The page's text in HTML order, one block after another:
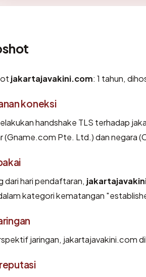
jakartajavakini.com: 1 tahun,
koneksi
handshake TLS terhadap
(Gname.com Pte. Ltd.) dan negara
dari hari pendaftaran,
kategori kematangan
jaringan, jakartajavakini.com